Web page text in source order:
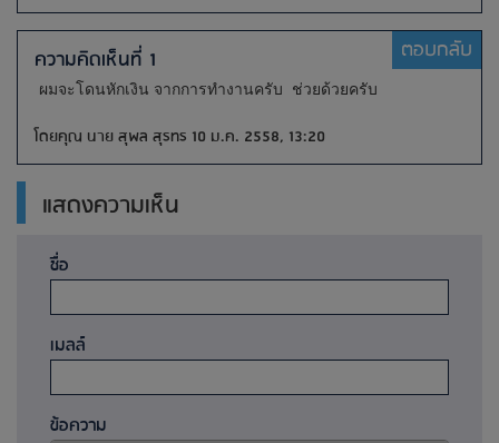
ความคิดเห็นที่ 1 ตอบกลับ
ผมจะโดนหักเงิน จากการทำงานครับ ช่วยด้วยครับ
โดยคุณ นาย สุพล สุรทร 10 ม.ค. 2558, 13:20
แสดงความเห็น
ชื่อ
เมลล์
ข้อความ